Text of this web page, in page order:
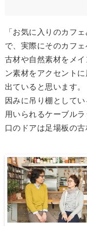
「お気に入りのカフ
で、実際にそのカフ
古材や自然素材をメ
ン素材をアクセント
出ていると思います。
因みに吊り棚として
用いられるケーブル
口のドアは足場板の古